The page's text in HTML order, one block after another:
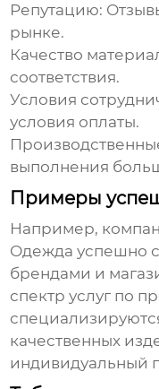
Репутацию:
рынке.
Качество
соответствия.
Условия
условия оплаты.
выполнения
Примеры
Например,
Одежда успешно
брендами и
спектр услуг по
качественных
индивидуальный